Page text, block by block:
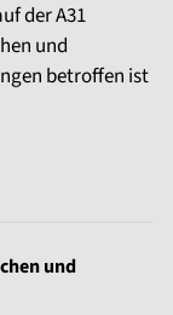
der A31
und
betroffen ist
und